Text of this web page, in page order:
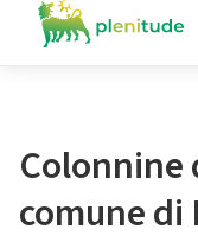
Colonnine
comune